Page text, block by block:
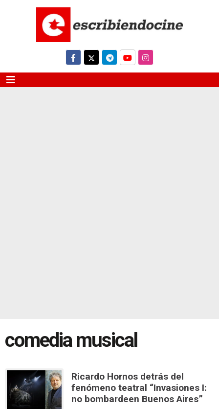
comedia musical
Ricardo Hornos detrás del
fenómeno teatral “Invasiones I:
no bombardeen Buenos Aires”